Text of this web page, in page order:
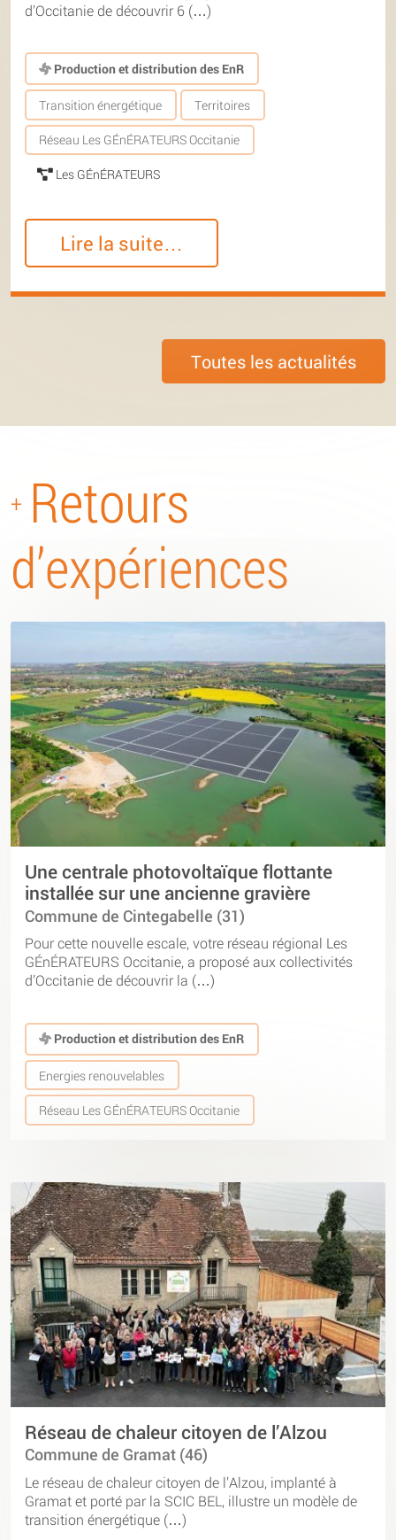
d’Occitanie de découvrir 6 (…)
Production et distribution des EnR
Transition énergétique Territoires
Réseau Les GÉnÉRATEURS Occitanie
Les GÉnÉRATEURS
Lire la suite…
Toutes les actualités
+ Retours
d’expériences
Une centrale photovoltaïque flottante
installée sur une ancienne gravière
Commune de Cintegabelle (31)
Pour cette nouvelle escale, votre réseau régional Les
GÉnÉRATEURS Occitanie, a proposé aux collectivités
d’Occitanie de découvrir la (…)
Production et distribution des EnR
Energies renouvelables
Réseau Les GÉnÉRATEURS Occitanie
Réseau de chaleur citoyen de l’Alzou
Commune de Gramat (46)
Le réseau de chaleur citoyen de l’Alzou, implanté à
Gramat et porté par la SCIC BEL, illustre un modèle de
transition énergétique (…)